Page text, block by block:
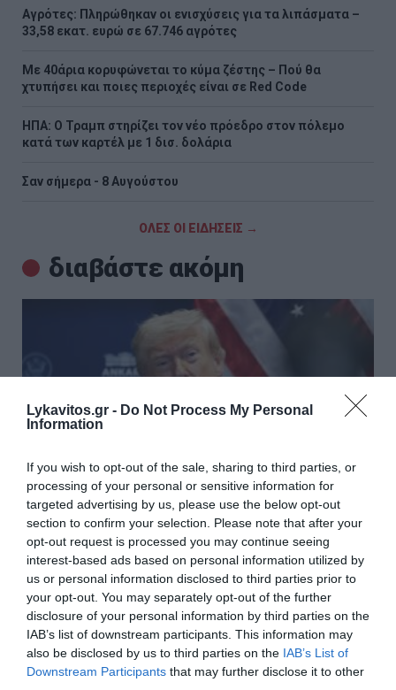
Lykavitos.gr - Do Not Process My Personal
Information
If you wish to opt-out of the sale, sharing to third parties, or
processing of your personal or sensitive information for
targeted advertising by us, please use the below opt-out
section to confirm your selection. Please note that after your
opt-out request is processed you may continue seeing
interest-based ads based on personal information utilized by
us or personal information disclosed to third parties prior to
your opt-out. You may separately opt-out of the further
disclosure of your personal information by third parties on the
IAB’s list of downstream participants. This information may
also be disclosed by us to third parties on the IAB’s List of
Downstream Participants that may further disclose it to other
Αγρότες: Πληρώθηκαν οι ενισχύσεις για τα λιπάσματα –
33,58 εκατ. ευρώ σε 67.746 αγρότες
Με 40άρια κορυφώνεται το κύμα ζέστης – Πού θα
χτυπήσει και ποιες περιοχές είναι σε Red Code
ΗΠΑ: Ο Τραμπ στηρίζει τον νέο πρόεδρο στον πόλεμο
κατά των καρτέλ με 1 δισ. δολάρια
Σαν σήμερα - 8 Αυγούστου
ΟΛΕΣ ΟΙ ΕΙΔΗΣΕΙΣ →
διαβάστε ακόμη
ΗΠΑ: Ο Τραμπ στηρίζει τον νέο πρόεδρο στον
πόλεμο κατά των καρτέλ με 1 δισ. δολάρια
Η κυβέρνηση Τραμπ ανακοίνωσε σχέδιο παροχής 1 δισ.
δολαρίων για την ενίσχυση της ασφάλειας της
Κολομβίας, λίγες ώρες μετά την ανάληψη των
καθηκόντων του νέου προέδρου Αμπελάρδο ντε...